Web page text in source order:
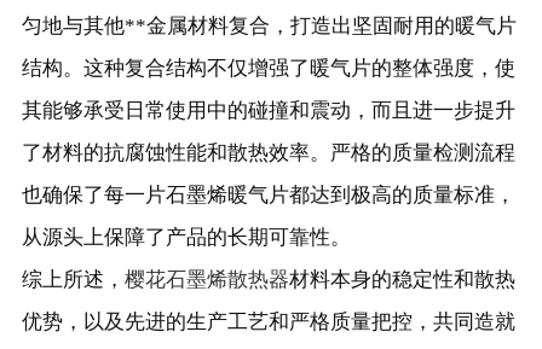
匀地与其他**金属材料复合，打造出坚固耐用的暖气片
结构。这种复合结构不仅增强了暖气片的整体强度，使
其能够承受日常使用中的碰撞和震动，而且进一步提升
了材料的抗腐蚀性能和散热效率。严格的质量检测流程
也确保了每一片石墨烯暖气片都达到极高的质量标准，
从源头上保障了产品的长期可靠性。
综上所述， 樱花石墨烯散热器材料本身的稳定性和散热
优势，以及先进的生产工艺和严格质量把控，共同造就